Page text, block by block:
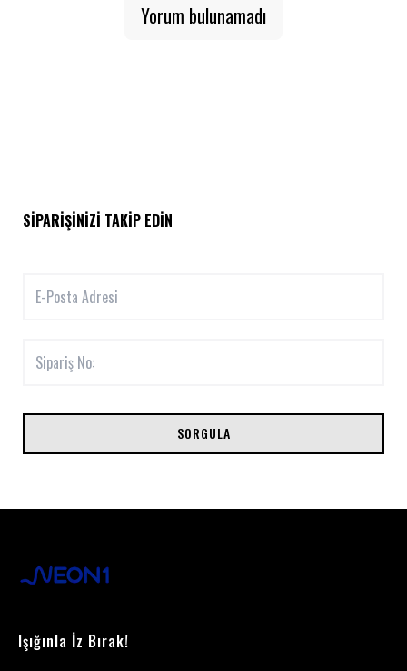
Yorum bulunamadı
SIPARIŞINIZI TAKIP EDIN
SORGULA
Işığınla İz Bırak!